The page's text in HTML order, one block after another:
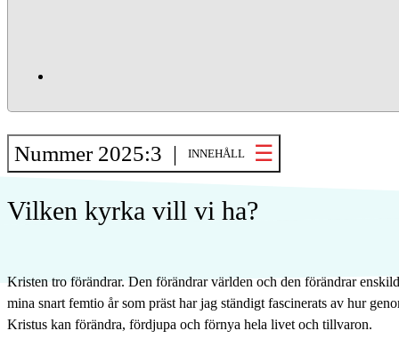
Nummer 2025:3 | INNEHÅLL
Vilken kyrka vill vi ha?
Kristen tro förändrar. Den förändrar världen och den förändrar
mina snart femtio år som präst har jag ständigt fascinerats av hur
Kristus kan förändra, fördjupa och förnya hela livet och tillvaron.